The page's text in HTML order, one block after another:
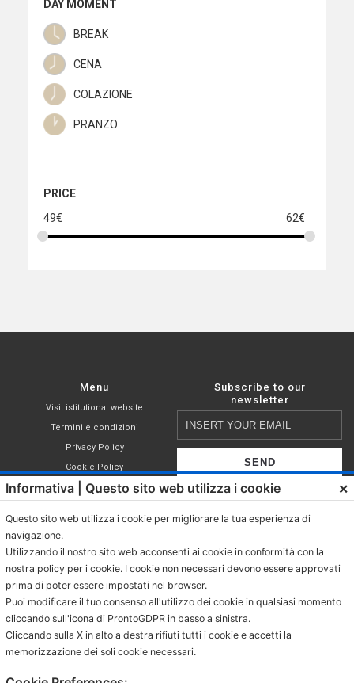
DAY MOMENT
BREAK
CENA
COLAZIONE
PRANZO
PRICE
49€ 62€
Menu
Visit istitutional website
Termini e condizioni
Privacy Policy
Cookie Policy
Shop
Compatible capsules
Coffee in ESE pod
Grinded coffee
Coffee in grains
Beverages in sachet
Contacts
Subscribe to our
newsletter
your
email
I declare that I have read,
understood and accepted the terms of
Informativa | Questo sito web utilizza i cookie ×
Questo sito web utilizza i cookie per migliorare la tua esperienza di
navigazione.
Utilizzando il nostro sito web acconsenti ai cookie in conformità con la
nostra policy per i cookie. I cookie non necessari devono essere approvati
prima di poter essere impostati nel browser.
Puoi modificare il tuo consenso all'utilizzo dei cookie in qualsiasi momento
cliccando sull'icona di ProntoGDPR in basso a sinistra.
Cliccando sulla X in alto a destra rifiuti tutti i cookie e accetti la
memorizzazione dei soli cookie necessari.